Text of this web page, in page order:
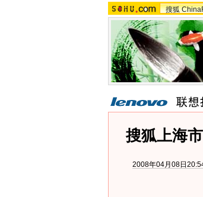
搜狐
搜狐上海
2008年04月08日